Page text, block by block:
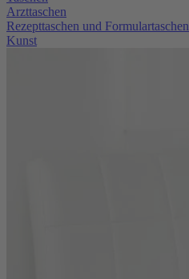
Arzttaschen
Rezepttaschen und Formulartaschen
Kunst